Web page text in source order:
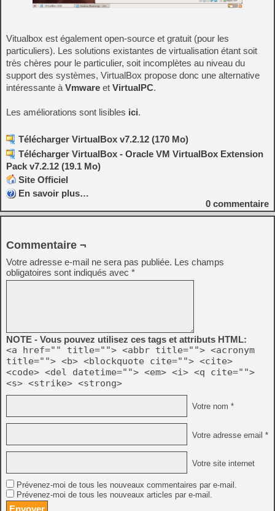
Vitualbox est également open-source et gratuit (pour les
particuliers). Les solutions existantes de virtualisation étant soit
très chères pour le particulier, soit incomplètes au niveau du
support des systèmes, VirtualBox propose donc une alternative
intéressante à Vmware et VirtualPC.
Les améliorations sont lisibles ici.
Télécharger VirtualBox v7.2.12 (170 Mo)
Télécharger VirtualBox - Oracle VM VirtualBox Extension
Pack v7.2.12 (19.1 Mo)
Site Officiel
En savoir plus…
0 commentaire
Commentaire ¬
Votre adresse e-mail ne sera pas publiée. Les champs
obligatoires sont indiqués avec *
NOTE - Vous pouvez utilisez ces tags et attributs HTML:
<a href="" title=""> <abbr title=""> <acronym
title=""> <b> <blockquote cite=""> <cite>
<code> <del datetime=""> <em> <i> <q cite="">
<s> <strike> <strong>
Votre nom *
Votre adresse email *
Votre site internet
Prévenez-moi de tous les nouveaux commentaires par e-mail.
Prévenez-moi de tous les nouveaux articles par e-mail.